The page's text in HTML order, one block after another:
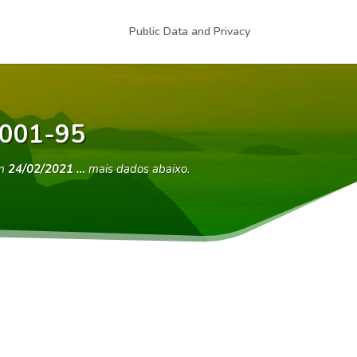
Public Data and Privacy
95
24/02/2021 … mais dados abaixo.